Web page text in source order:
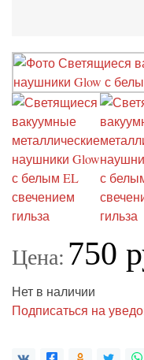
Цена: 750
Нет в наличии
Подписаться на